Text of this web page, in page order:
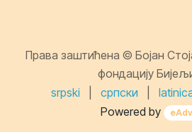
Права заштићена © Бојан
фондацију
srpski
српски
Powered by